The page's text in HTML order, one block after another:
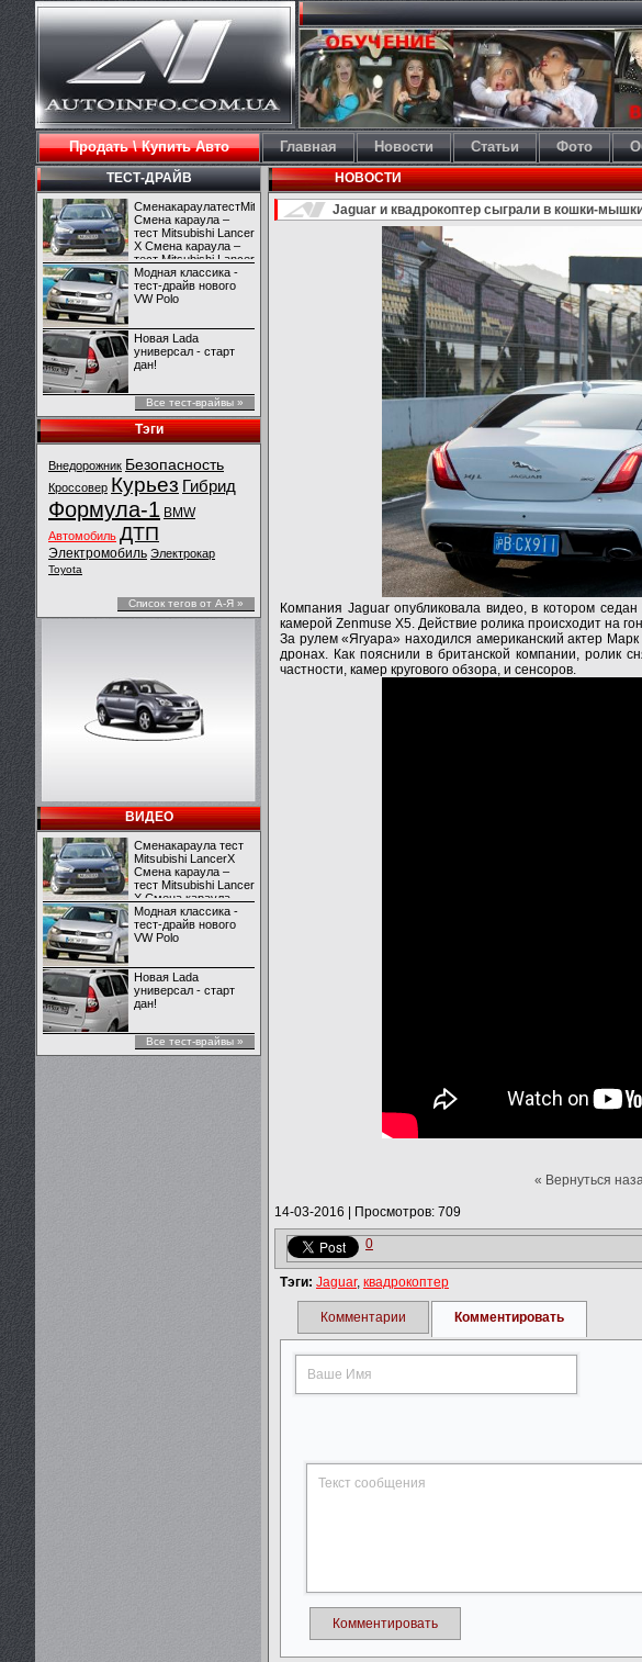
Продать \ Купить Авто Главная Новости Статьи Фото
ТЕСТ-ДРАЙВ
СменакараулатестMitsubishiLancerX
Смена караула –
тест Mitsubishi Lancer
X Смена караула –
тест Mitsubishi Lancer
X
Модная классика -
тест-драйв нового
VW Polo
Новая Lada
универсал - старт
дан!
Все тест-врайвы »
Тэги
Внедорожник Безопасность
Кроссовер Курьез Гибрид
Формула-1 BMW
Автомобиль ДТП
Электромобиль Электрокар
Toyota
Список тегов от А-Я »
ВИДЕО
Сменакараула тест
Mitsubishi LancerX
Смена караула –
тест Mitsubishi Lancer
X Смена караула –
тест Mitsubishi Lancer
X
Модная классика -
тест-драйв нового
VW Polo
Новая Lada
универсал - старт
дан!
Все тест-врайвы »
НОВОСТИ
Jaguar и квадрокоптер сыграли в кошки-
Компания Jaguar опубликовала видео, в котором
камерой Zenmuse X5. Действие ролика происходит на
За рулем «Ягуара» находился американский актер
дронах. Как пояснили в британской компании, ролик
частности, камер кругового обзора, и сенсоров.
« Вернуться
14-03-2016 Просмотров: 709
0
Тэги: Jaguar, квадрокоптер
Комментарии Комментировать
Комментировать